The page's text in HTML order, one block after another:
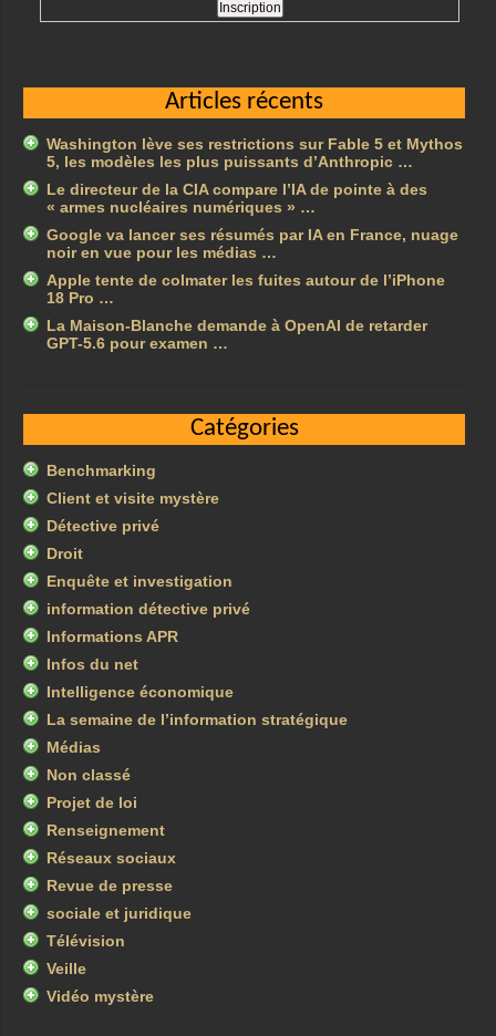
Articles récents
Washington lève ses restrictions sur Fable 5 et Mythos
5, les modèles les plus puissants d’Anthropic …
Le directeur de la CIA compare l’IA de pointe à des
« armes nucléaires numériques » …
Google va lancer ses résumés par IA en France, nuage
noir en vue pour les médias …
Apple tente de colmater les fuites autour de l’iPhone
18 Pro …
La Maison-Blanche demande à OpenAI de retarder
GPT-5.6 pour examen …
Catégories
Benchmarking
Client et visite mystère
Détective privé
Droit
Enquête et investigation
information détective privé
Informations APR
Infos du net
Intelligence économique
La semaine de l’information stratégique
Médias
Non classé
Projet de loi
Renseignement
Réseaux sociaux
Revue de presse
sociale et juridique
Télévision
Veille
Vidéo mystère